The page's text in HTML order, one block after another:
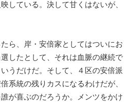
している。決して甘くはないが、
ら、岸・安倍家としてはついにお
したとして、それは血脈の継続で
うだけだ。そして、４区の安倍派
系統の残りカスになるわけだが、
が喜ぶのだろうか。メンツをかけ